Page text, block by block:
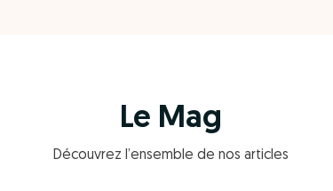
Le Mag
Découvrez l’ensemble de nos articles